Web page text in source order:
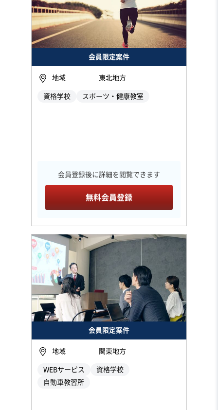
会員限定案件
地域 東北地方
資格学校 スポーツ・健康教室
会員登録後に詳細を閲覧できます
無料会員登録
会員限定案件
地域 関東地方
WEBサービス
資格学校
自動車教習所